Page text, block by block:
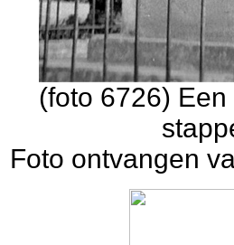
(foto 6726) Een
Foto ontvangen